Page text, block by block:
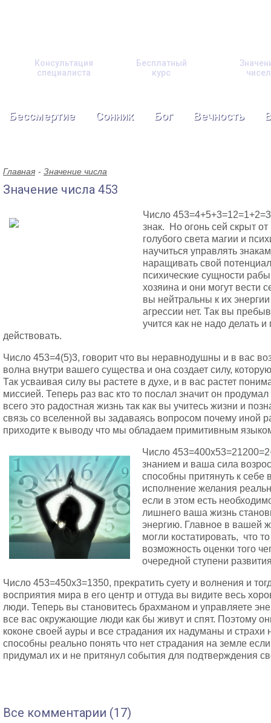
Консультация
специалиста
Бесплатный
курс
чисел
Бессмертие Сонник Бог Вечность
Главная Значение числа
Значение числа 453
Число
знак. Но огонь сей скрыт
голубого света магии и
научиться управлять
наращивать свой
психические сущности
хозяина и они могут вести
вы нейтральны к их
агрессии нет. Так вы
учится как не надо делать
действовать.
Число 453=4(5)3, говорит что вы неравнодушны и в вас
волна внутри вашего существа и она создает силу,
Так усваивая силу вы растете в духе, и в вас растет
миссией. Теперь раз вас кто то послал значит он
всего это радостная жизнь так как вы учитесь жизни и
связь со вселенной вы задаваясь вопросом почему иной
приходите к выводу что мы обладаем примитивным
Число
знанием и ваша сила
способны притянуть к себе
исполнение желания
если в этом есть
лишнего ваша жизнь
энергию. Главное в вашей
могли костатировать, что
возможность оценки того
очередной ступени
Число 453=450х3=1350, прекратить суету и волнения и
восприятия мира в его центр и оттуда вы видите весь
люди. Теперь вы становитесь брахманом и управляете
все вас окружающие люди как бы живут и спят. Поэтому
коконе своей ауры и все страдания их надуманы и
способны реально понять что нет страдания на земле
придумал их и не притянул события для подтверждения
Все комментарии (17)